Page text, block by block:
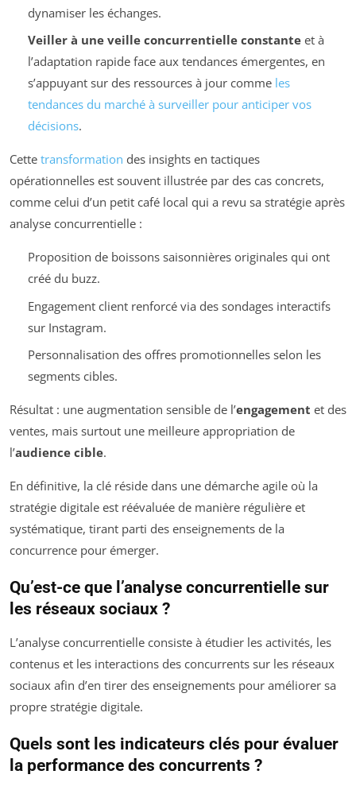
dynamiser les échanges.
Veiller à une veille concurrentielle constanteet à
l’adaptation rapide face aux tendances émergentes, en
s’appuyant sur des ressources à jour comme les
tendances du marché à surveiller pour anticiper vos
décisions.
Cette transformation des insights en tactiques
opérationnelles est souvent illustrée par des cas concrets,
comme celui d’un petit café local qui a revu sa stratégie après
analyse concurrentielle :
Proposition de boissons saisonnières originales qui ont
créé du buzz.
Engagement client renforcé via des sondages interactifs
sur Instagram.
Personnalisation des offres promotionnelles selon les
segments cibles.
Résultat : une augmentation sensible de l’engagement et des
ventes, mais surtout une meilleure appropriation de
l’audience cible.
En définitive, la clé réside dans une démarche agile où la
stratégie digitale est réévaluée de manière régulière et
systématique, tirant parti des enseignements de la
concurrence pour émerger.
Qu’est-ce que l’analyse concurrentielle sur
les réseaux sociaux ?
L’analyse concurrentielle consiste à étudier les activités, les
contenus et les interactions des concurrents sur les réseaux
sociaux afin d’en tirer des enseignements pour améliorer sa
propre stratégie digitale.
Quels sont les indicateurs clés pour évaluer
la performance des concurrents ?